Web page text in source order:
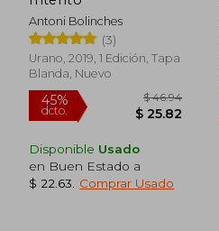
Antoni Bolinches
(3)
Urano, 2019, 1 Edición, Tapa
Blanda, Nuevo
Disponible Usado
en Buen Estado a
$ 22.63
Comprar Usado